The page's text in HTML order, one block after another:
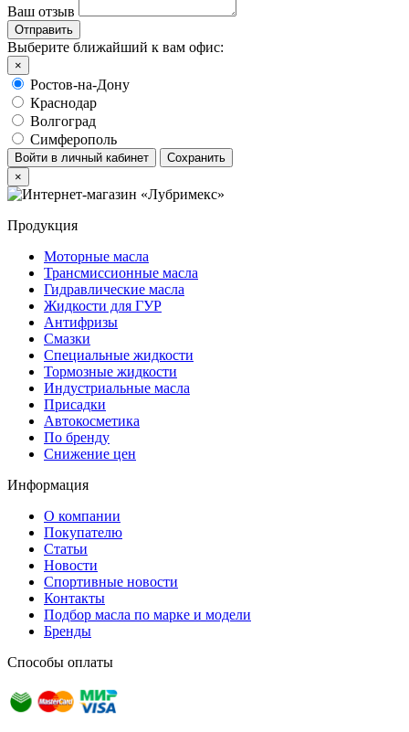
Ваш отзыв
Выберите ближайший к вам офис:
×
Ростов-на-Дону
Краснодар
Волгоград
Симферополь
Войти в личный кабинет
Сохранить
×
Продукция
Моторные масла
Трансмиссионные масла
Гидравлические масла
Жидкости для ГУР
Антифризы
Смазки
Специальные жидкости
Тормозные жидкости
Индустриальные масла
Присадки
Автокосметика
По бренду
Снижение цен
Информация
О компании
Покупателю
Статьи
Новости
Спортивные новости
Контакты
Подбор масла по марке и модели
Бренды
Способы оплаты